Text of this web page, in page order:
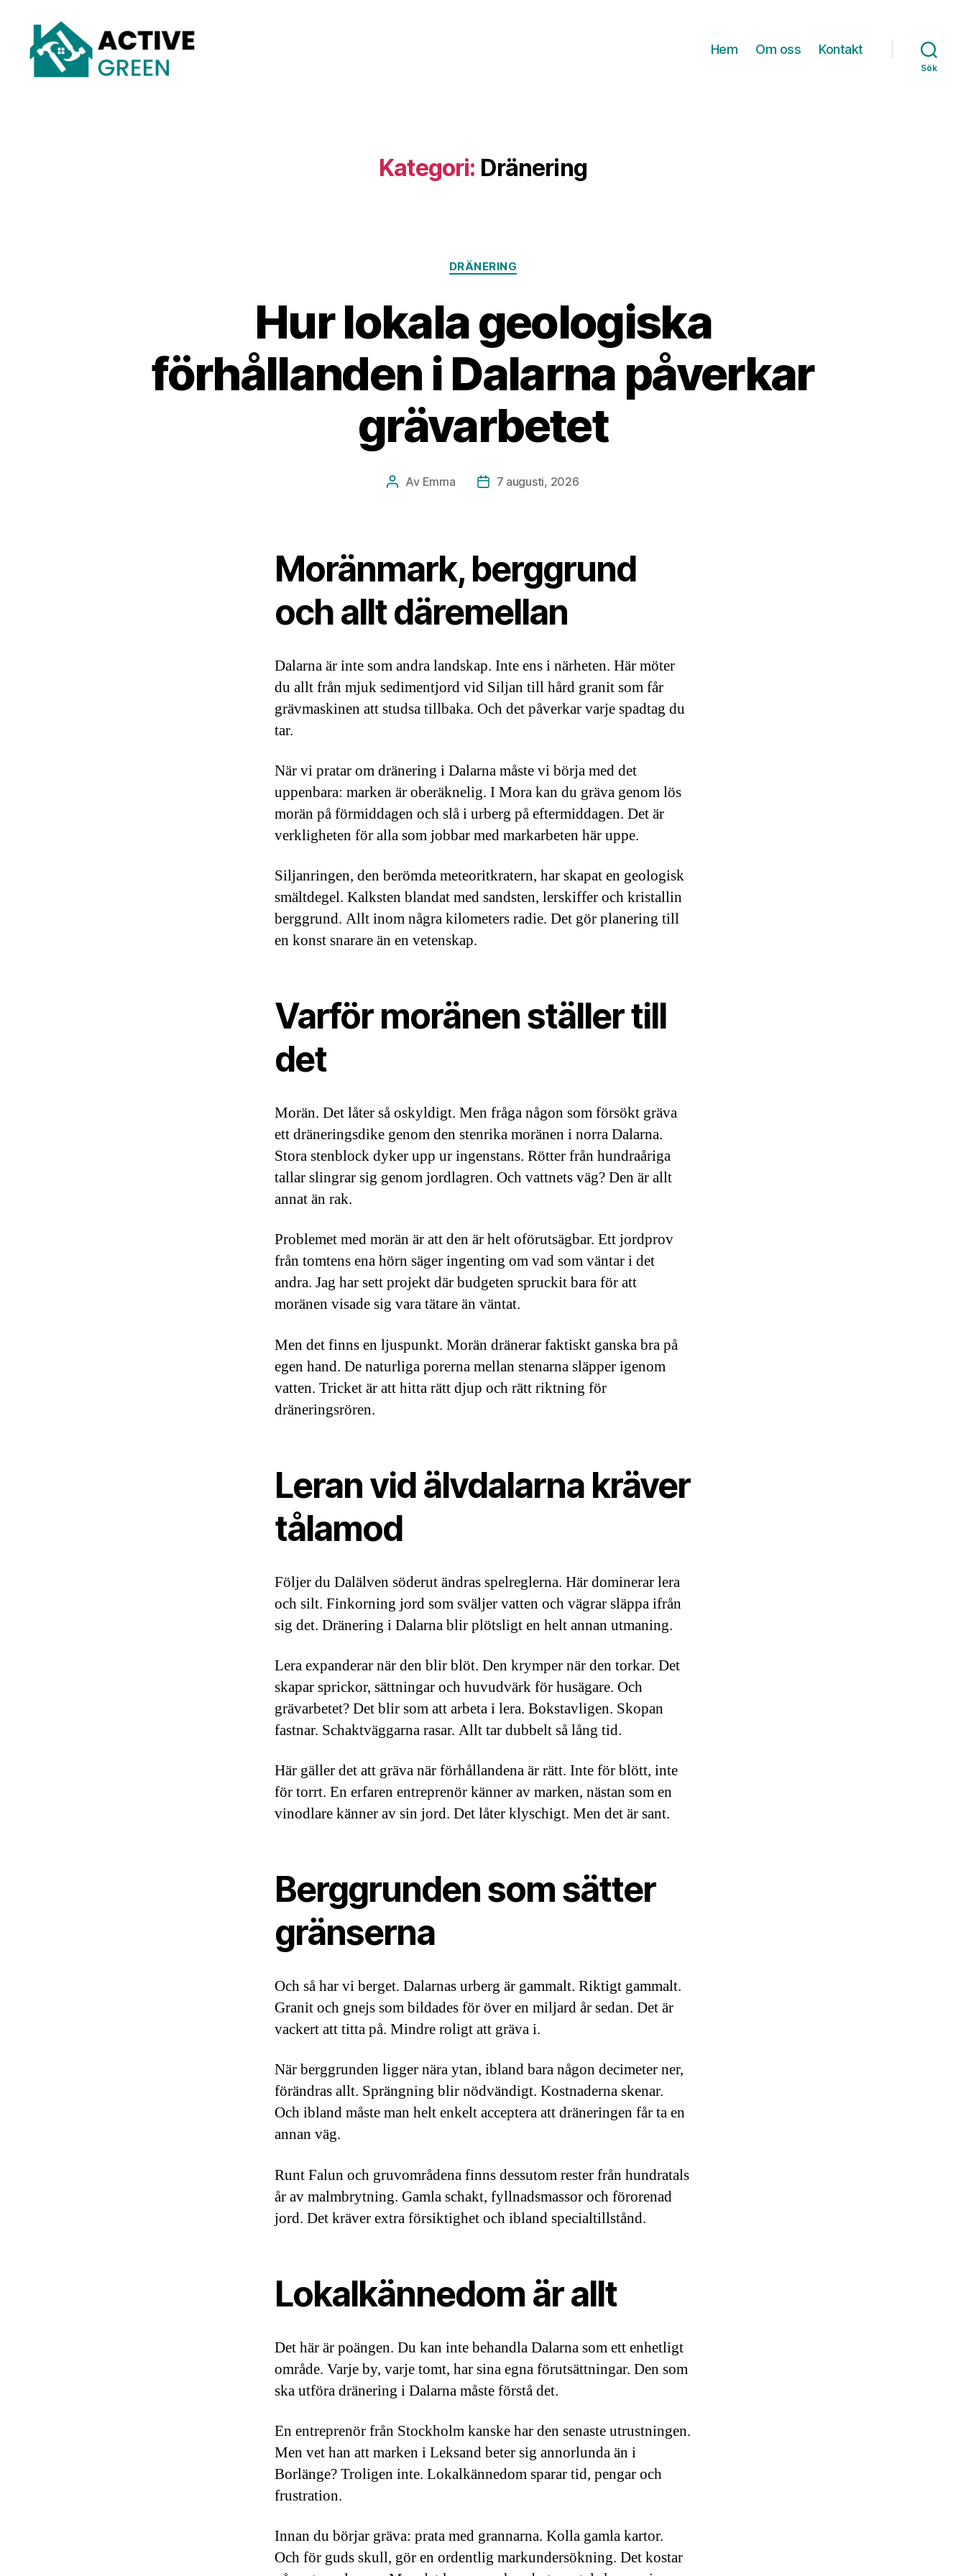
Hem Om oss Kontakt
Sök
Kategori: Dränering
Kategorier
DRÄNERING
Hur lokala geologiska
förhållanden i Dalarna påverkar
grävarbetet
Inläggsförfattare
Av Emma Inläggsdatum
7 augusti, 2026
Moränmark, berggrund
och allt däremellan
Dalarna är inte som andra landskap. Inte ens i närheten. Här möter
du allt från mjuk sedimentjord vid Siljan till hård granit som får
grävmaskinen att studsa tillbaka. Och det påverkar varje spadtag du
tar.
När vi pratar om dränering i Dalarna måste vi börja med det
uppenbara: marken är oberäknelig. I Mora kan du gräva genom lös
morän på förmiddagen och slå i urberg på eftermiddagen. Det är
verkligheten för alla som jobbar med markarbeten här uppe.
Siljanringen, den berömda meteoritkratern, har skapat en geologisk
smältdegel. Kalksten blandat med sandsten, lerskiffer och kristallin
berggrund. Allt inom några kilometers radie. Det gör planering till
en konst snarare än en vetenskap.
Varför moränen ställer till
det
Morän. Det låter så oskyldigt. Men fråga någon som försökt gräva
ett dräneringsdike genom den stenrika moränen i norra Dalarna.
Stora stenblock dyker upp ur ingenstans. Rötter från hundraåriga
tallar slingrar sig genom jordlagren. Och vattnets väg? Den är allt
annat än rak.
Problemet med morän är att den är helt oförutsägbar. Ett jordprov
från tomtens ena hörn säger ingenting om vad som väntar i det
andra. Jag har sett projekt där budgeten spruckit bara för att
moränen visade sig vara tätare än väntat.
Men det finns en ljuspunkt. Morän dränerar faktiskt ganska bra på
egen hand. De naturliga porerna mellan stenarna släpper igenom
vatten. Tricket är att hitta rätt djup och rätt riktning för
dräneringsrören.
Leran vid älvdalarna kräver
tålamod
Följer du Dalälven söderut ändras spelreglerna. Här dominerar lera
och silt. Finkorning jord som sväljer vatten och vägrar släppa ifrån
sig det. Dränering i Dalarna blir plötsligt en helt annan utmaning.
Lera expanderar när den blir blöt. Den krymper när den torkar. Det
skapar sprickor, sättningar och huvudvärk för husägare. Och
grävarbetet? Det blir som att arbeta i lera. Bokstavligen. Skopan
fastnar. Schaktväggarna rasar. Allt tar dubbelt så lång tid.
Här gäller det att gräva när förhållandena är rätt. Inte för blött, inte
för torrt. En erfaren entreprenör känner av marken, nästan som en
vinodlare känner av sin jord. Det låter klyschigt. Men det är sant.
Berggrunden som sätter
gränserna
Och så har vi berget. Dalarnas urberg är gammalt. Riktigt gammalt.
Granit och gnejs som bildades för över en miljard år sedan. Det är
vackert att titta på. Mindre roligt att gräva i.
När berggrunden ligger nära ytan, ibland bara någon decimeter ner,
förändras allt. Sprängning blir nödvändigt. Kostnaderna skenar.
Och ibland måste man helt enkelt acceptera att dräneringen får ta en
annan väg.
Runt Falun och gruvområdena finns dessutom rester från hundratals
år av malmbrytning. Gamla schakt, fyllnadsmassor och förorenad
jord. Det kräver extra försiktighet och ibland specialtillstånd.
Lokalkännedom är allt
Det här är poängen. Du kan inte behandla Dalarna som ett enhetligt
område. Varje by, varje tomt, har sina egna förutsättningar. Den som
ska utföra dränering i Dalarna måste förstå det.
En entreprenör från Stockholm kanske har den senaste utrustningen.
Men vet han att marken i Leksand beter sig annorlunda än i
Borlänge? Troligen inte. Lokalkännedom sparar tid, pengar och
frustration.
Innan du börjar gräva: prata med grannarna. Kolla gamla kartor.
Och för guds skull, gör en ordentlig markundersökning. Det kostar